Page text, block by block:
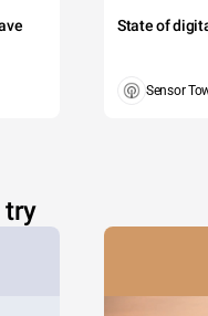
State of
Sensor
try